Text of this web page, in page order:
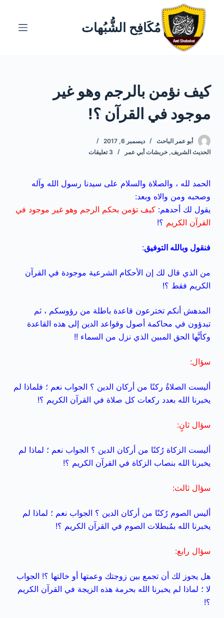
مُكَافِح الشُّبُهات
كيف نؤمن بالرجم وهو غير
موجود في القرآن ؟!
أبو عمر الباحث
ديسمبر 6, 2017
الحديث الشريف, خربشات أبي عمر 3 تعليقات
الحمد لله ، والصلاة والسلام على سيدنا رسول الله وآله
وصحبه ومن والاه وبعد:
يقول لك أحدهم: كيف تؤمن بحكم الرجم وهو غير موجود في
القرآن الكريم ؟!
فنقول وبالله التوفيق:
من الذي قال لك إن الأحكام الشرعية موجودة في القرآن
الكريم فقط ؟!
المدهش أنكم تخترعون قاعدة باطلة من رؤوسكم ، ثم
تبدؤون في محاكمة أصول وقواعد الدين إلى هذه القاعدة
وكأنَّها الحق المبين الذي نزل من السماء !!
سؤال:
أليست الصلاةُ ركنًا من أركان الدين ؟ الجواب نعم ؛ فلماذا لم
يخبرنا الله بعدد ركعات كل صلاة في القرآن الكريم ؟!
سؤال ثانٍ:
أليست الزكاة رُكنًا من أركان الدين ؟ الجواب نعم ؛ لماذا لم
يخبرنا الله بنصاب الزكاة في القرآن الكريم ؟!
سؤال ثالث:
أليس الصوم رُكنًا من أركان الدين ؟ الجواب نعم ؛ لماذا لم
يخبرنا الله بمُبطلات الصوم في القرآن الكريم ؟!
سؤال رابع:
هل يجوز لك أن تجمع بين زوجتك وعمتها أو خالتها ؟! الجواب
لا ؛ لماذا لم يخبرنا الله بحرمة هذه الزيجة في القرآن الكريم
؟!